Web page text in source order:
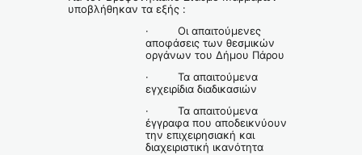
υποβλήθηκαν τα εξής :
· Οι απαιτούμενες
αποφάσεις των θεσμικών
οργάνων του Δήμου Πάρου
· Τα απαιτούμενα
εγχειρίδια διαδικασιών
· Τα απαιτούμενα
έγγραφα που αποδεικνύουν
την επιχειρησιακή και
διαχειριστική ικανότητα